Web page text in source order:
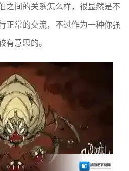
之间的关系怎么样，很显然是不
正常的交流，不过作为一种你强
有意思的。